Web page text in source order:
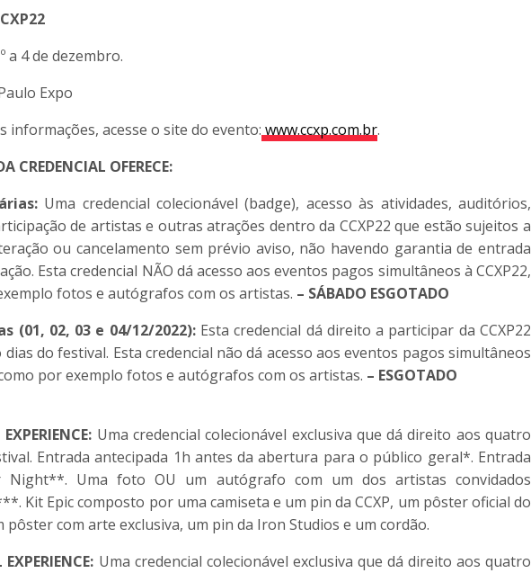
22
a 4 de dezembro.
Expo
informações, acesse o site do evento:www.ccxp.com.br.
CREDENCIAL OFERECE:
Uma credencial colecionável (badge), acesso às atividades, auditórios,
de artistas e outras atrações dentro da CCXP22 que estão sujeitos a
ou cancelamento sem prévio aviso, não havendo garantia de entrada
Esta credencial NÃO dá acesso aos eventos pagos simultâneos à CCXP22,
fotos e autógrafos com os artistas. – SÁBADO ESGOTADO
(01, 02, 03 e 04/12/2022): Esta credencial dá direito a participar da CCXP22
do festival. Esta credencial não dá acesso aos eventos pagos simultâneos
por exemplo fotos e autógrafos com os artistas. – ESGOTADO
EXPERIENCE: Uma credencial colecionável exclusiva que dá direito aos quatro
Entrada antecipada 1h antes da abertura para o público geral*. Entrada
Night**. Uma foto OU um autógrafo com um dos artistas convidados
Kit Epic composto por uma camiseta e um pin daCCXP, um pôster oficial do
pôster com arte exclusiva, um pin da Iron Studios e um cordão.
EXPERIENCE: Uma credencial colecionável exclusiva que dá direito aos quatro